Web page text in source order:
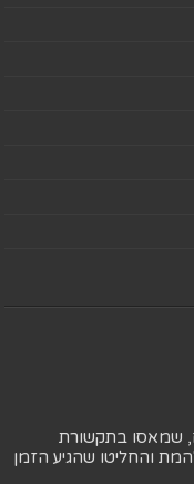
שמאסו בתקשורת
והחליטו שהגיע הזמן